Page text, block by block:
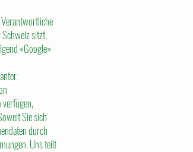
sitzt,
«Google»
Sie sich
durch
Uns teilt